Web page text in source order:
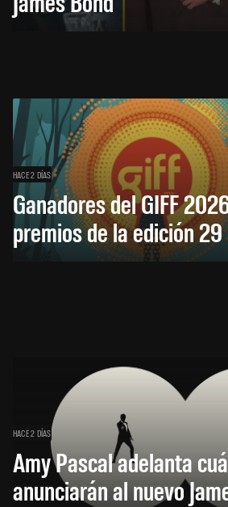
HACE 2 DÍAS
Ganadores del GIFF
premios de la edición
HACE 2 DÍAS
Amy Pascal adelanta
anunciarán al nuevo